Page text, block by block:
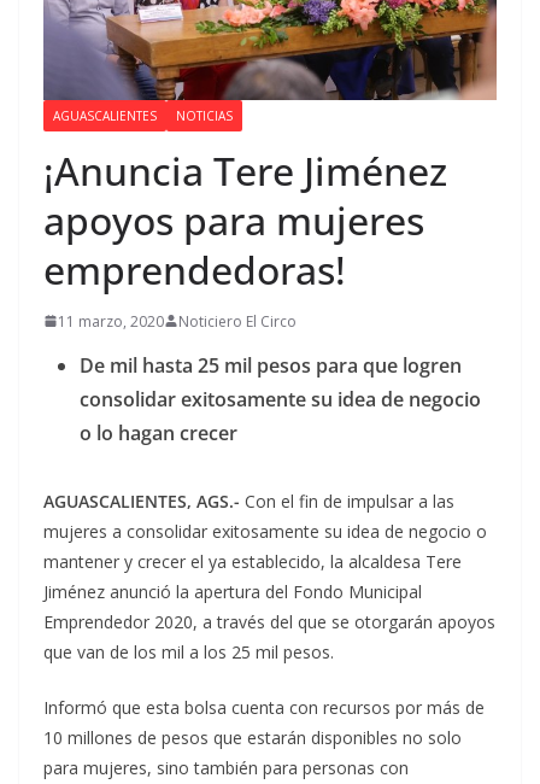
AGUASCALIENTES NOTICIAS
¡Anuncia Tere Jiménez
apoyos para mujeres
emprendedoras!
11 marzo, 2020 Noticiero El Circo
De mil hasta 25 mil pesos para que logren
consolidar exitosamente su idea de negocio
o lo hagan crecer
AGUASCALIENTES, AGS.- Con el fin de impulsar a las
mujeres a consolidar exitosamente su idea de negocio o
mantener y crecer el ya establecido, la alcaldesa Tere
Jiménez anunció la apertura del Fondo Municipal
Emprendedor 2020, a través del que se otorgarán apoyos
que van de los mil a los 25 mil pesos.
Informó que esta bolsa cuenta con recursos por más de
10 millones de pesos que estarán disponibles no solo
para mujeres, sino también para personas con